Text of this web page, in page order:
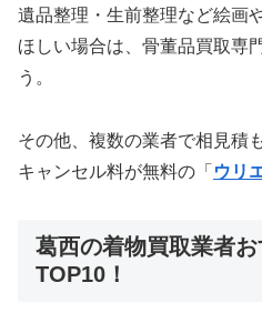
遺品整理・生前整理など絵画
ほしい場合は、骨董品買取専
う。
その他、複数の業者で相見積
キャンセル料が無料の「 ウリ
葛西の着物買取業者
TOP10！